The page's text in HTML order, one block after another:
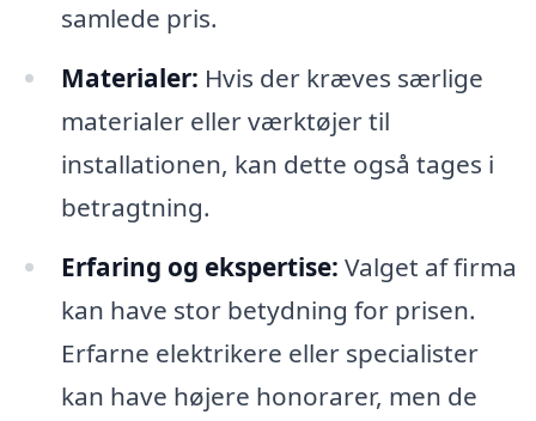
samlede pris.
Materialer: Hvis der kræves særlige
materialer eller værktøjer til
installationen, kan dette også tages i
betragtning.
Erfaring og ekspertise: Valget af firma
kan have stor betydning for prisen.
Erfarne elektrikere eller specialister
kan have højere honorarer, men de